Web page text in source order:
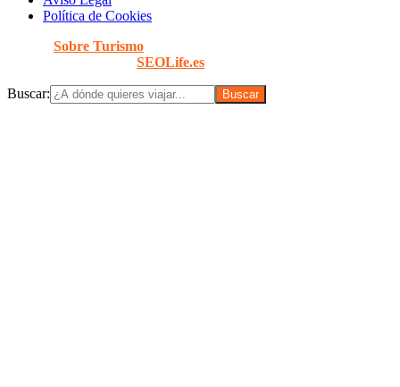
Política de Cookies
Sobre Turismo
porSEOLife.es
Buscar: